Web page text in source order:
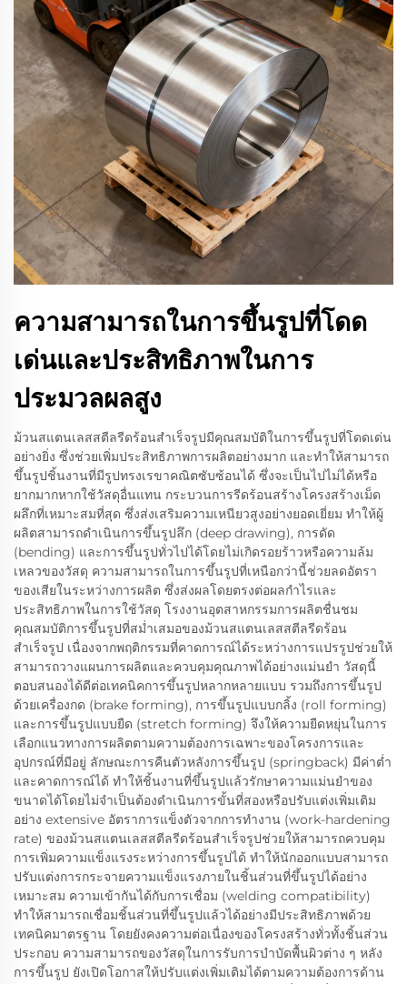
ความสามารถในการขึ้นรูปที่โดด
เด่นและประสิทธิภาพในการ
ประมวลผลสูง
ม้วนสแตนเลสสตีลรีดร้อนสำเร็จรูปมีคุณสมบัติในการขึ้นรูปที่โดดเด่น
อย่างยิ่ง ซึ่งช่วยเพิ่มประสิทธิภาพการผลิตอย่างมาก และทำให้สามารถ
ขึ้นรูปชิ้นงานที่มีรูปทรงเรขาคณิตซับซ้อนได้ ซึ่งจะเป็นไปไม่ได้หรือ
ยากมากหากใช้วัสดุอื่นแทน กระบวนการรีดร้อนสร้างโครงสร้างเม็ด
ผลึกที่เหมาะสมที่สุด ซึ่งส่งเสริมความเหนียวสูงอย่างยอดเยี่ยม ทำให้ผู้
ผลิตสามารถดำเนินการขึ้นรูปลึก (deep drawing), การดัด
(bending) และการขึ้นรูปทั่วไปได้โดยไม่เกิดรอยร้าวหรือความล้ม
เหลวของวัสดุ ความสามารถในการขึ้นรูปที่เหนือกว่านี้ช่วยลดอัตรา
ของเสียในระหว่างการผลิต ซึ่งส่งผลโดยตรงต่อผลกำไรและ
ประสิทธิภาพในการใช้วัสดุ โรงงานอุตสาหกรรมการผลิตชื่นชม
คุณสมบัติการขึ้นรูปที่สม่ำเสมอของม้วนสแตนเลสสตีลรีดร้อน
สำเร็จรูป เนื่องจากพฤติกรรมที่คาดการณ์ได้ระหว่างการแปรรูปช่วยให้
สามารถวางแผนการผลิตและควบคุมคุณภาพได้อย่างแม่นยำ วัสดุนี้
ตอบสนองได้ดีต่อเทคนิคการขึ้นรูปหลากหลายแบบ รวมถึงการขึ้นรูป
ด้วยเครื่องกด (brake forming), การขึ้นรูปแบบกลิ้ง (roll forming)
และการขึ้นรูปแบบยืด (stretch forming) จึงให้ความยืดหยุ่นในการ
เลือกแนวทางการผลิตตามความต้องการเฉพาะของโครงการและ
อุปกรณ์ที่มีอยู่ ลักษณะการคืนตัวหลังการขึ้นรูป (springback) มีค่าต่ำ
และคาดการณ์ได้ ทำให้ชิ้นงานที่ขึ้นรูปแล้วรักษาความแม่นยำของ
ขนาดได้โดยไม่จำเป็นต้องดำเนินการขั้นที่สองหรือปรับแต่งเพิ่มเติม
อย่าง extensive อัตราการแข็งตัวจากการทำงาน (work-hardening
rate) ของม้วนสแตนเลสสตีลรีดร้อนสำเร็จรูปช่วยให้สามารถควบคุม
การเพิ่มความแข็งแรงระหว่างการขึ้นรูปได้ ทำให้นักออกแบบสามารถ
ปรับแต่งการกระจายความแข็งแรงภายในชิ้นส่วนที่ขึ้นรูปได้อย่าง
เหมาะสม ความเข้ากันได้กับการเชื่อม (welding compatibility)
ทำให้สามารถเชื่อมชิ้นส่วนที่ขึ้นรูปแล้วได้อย่างมีประสิทธิภาพด้วย
เทคนิคมาตรฐาน โดยยังคงความต่อเนื่องของโครงสร้างทั่วทั้งชิ้นส่วน
ประกอบ ความสามารถของวัสดุในการรับการบำบัดพื้นผิวต่าง ๆ หลัง
การขึ้นรูป ยังเปิดโอกาสให้ปรับแต่งเพิ่มเติมได้ตามความต้องการด้าน